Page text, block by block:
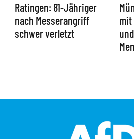
Ratingen: 81-Jähriger
nach Messerangriff
schwer verletzt
mit